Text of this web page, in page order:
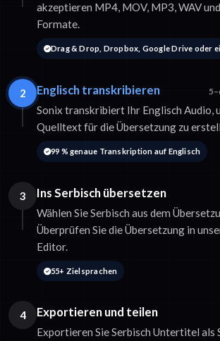
akzeptieren MP4, MOV, MP3, WAV
Formate.
Drag & Drop, Dropbox, Google Drive oder
2 Englisch transkribieren
Sonix transkribiert Ihr Englisch Audio,
Quelltext für die Übersetzung zu
99 % genaue Transkription auf Englisch
3 Ins Serbisch übersetzen
Wählen Sie Serbisch aus dem
Überprüfen Sie die Übersetzung in
Editor.
55+ Zielsprachen
4 Exportieren und teilen
Exportieren Sie Serbisch Untertitel als